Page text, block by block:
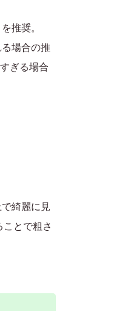
推奨。
場合の推
ぎる場合
綺麗に見
とで粗さ